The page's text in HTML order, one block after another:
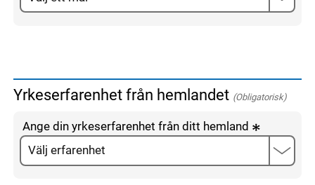
Yrkeserfarenhet från hemlandet (Obligatorisk)
Ange din yrkeserfarenhet från ditt hemland